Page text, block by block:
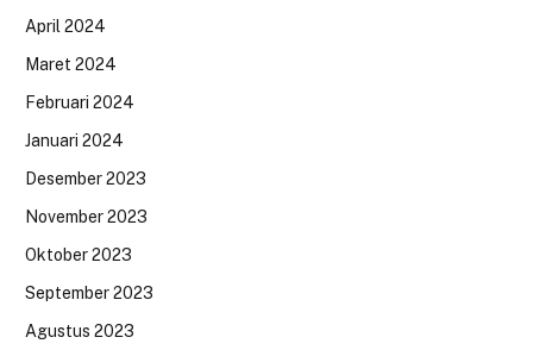
April 2024
Maret 2024
Februari 2024
Januari 2024
Desember 2023
November 2023
Oktober 2023
September 2023
Agustus 2023